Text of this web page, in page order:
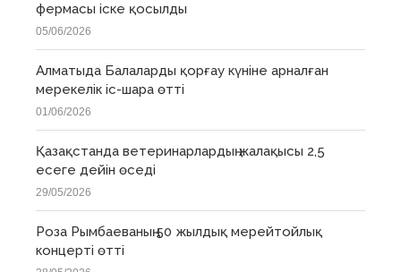
фермасы іске қосылды
05/06/2026
Алматыда Балаларды қорғау күніне арналған
мерекелік іс-шара өтті
01/06/2026
Қазақстанда ветеринарлардың жалақысы 2,5
есеге дейін өседі
29/05/2026
Роза Рымбаеваның 50 жылдық мерейтойлық
концерті өтті